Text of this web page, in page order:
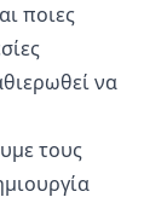
ποιες
να
τους